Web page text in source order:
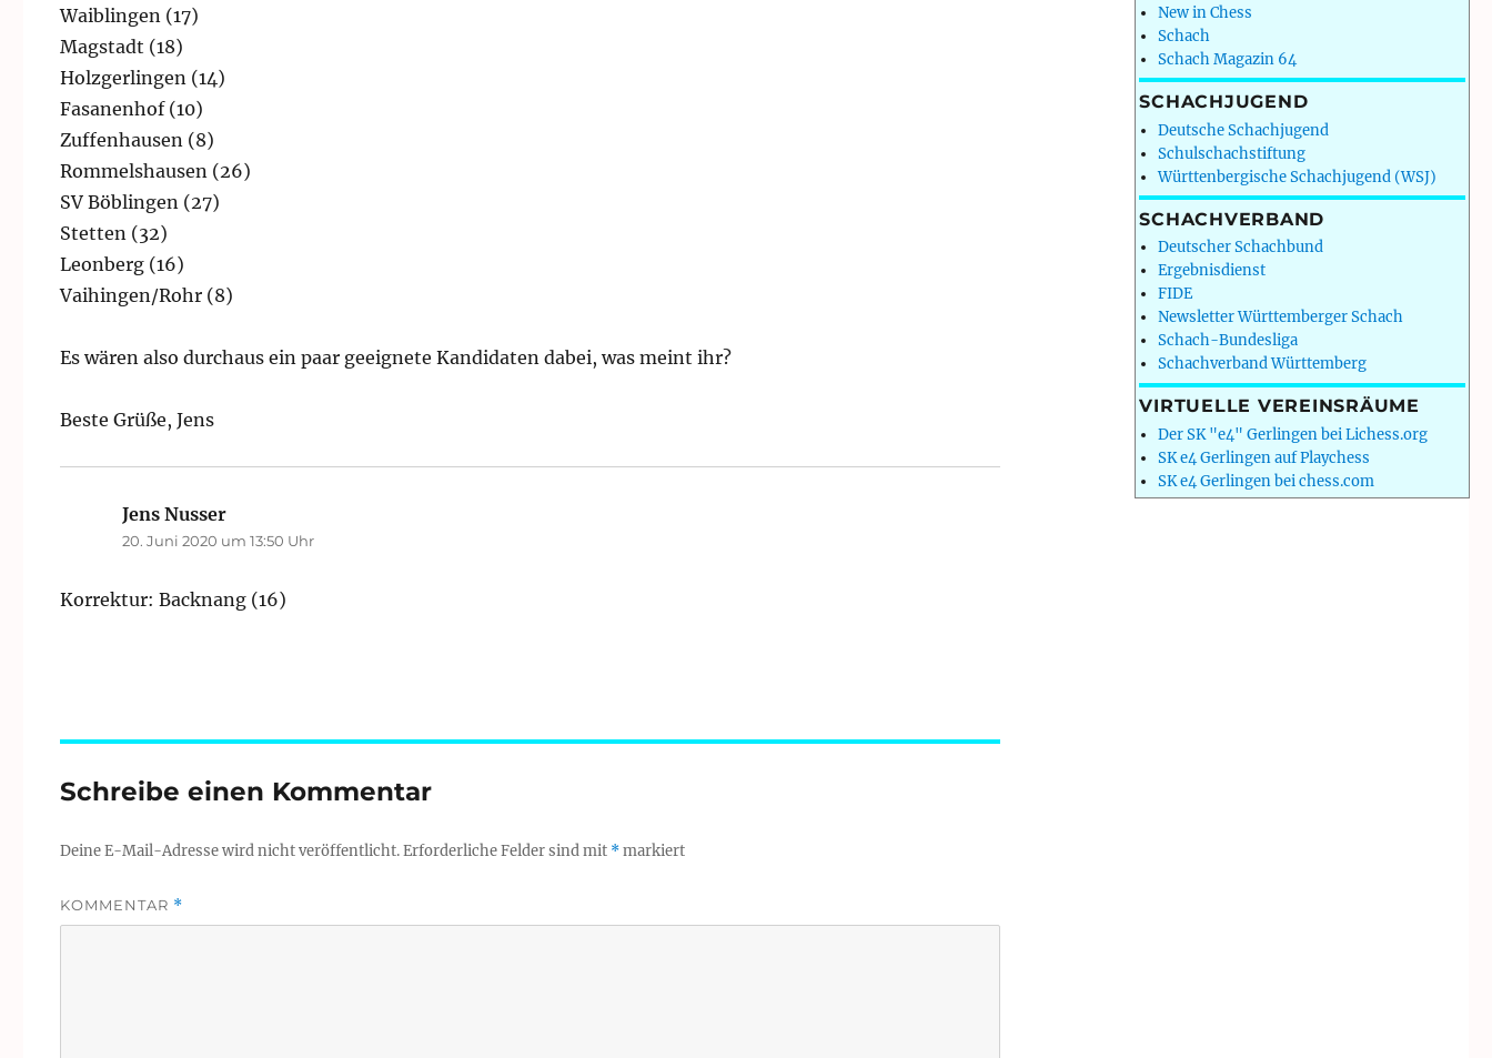
Waiblingen (17)
Magstadt (18)
Holzgerlingen (14)
Fasanenhof (10)
Zuffenhausen (8)
Rommelshausen (26)
SV Böblingen (27)
Stetten (32)
Leonberg (16)
Vaihingen/Rohr (8)
Es wären also durchaus ein paar geeignete Kandidaten dabei, was meint ihr?
Beste Grüße, Jens
Jens Nussersagt:
20. Juni 2020 um 13:50 Uhr
Korrektur: Backnang (16)
Schreibe einen Kommentar
Deine E-Mail-Adresse wird nicht veröffentlicht. Erforderliche Felder sind mit *markiert
KOMMENTAR *
New in Chess
Schach
Schach Magazin 64
SCHACHJUGEND
Deutsche Schachjugend
Schulschachstiftung
Württenbergische Schachjugend (WSJ)
SCHACHVERBAND
Deutscher Schachbund
Ergebnisdienst
FIDE
Newsletter Württemberger Schach
Schach-Bundesliga
Schachverband Württemberg
VIRTUELLE VEREINSRÄUME
Der SK "e4" Gerlingen bei Lichess.org
SK e4 Gerlingen auf Playchess
SK e4 Gerlingen bei chess.com